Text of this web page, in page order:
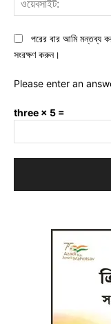
পরের বার আমি মন্তব্য
সংরক্ষণ করুন।
Please enter an
three × 5 =